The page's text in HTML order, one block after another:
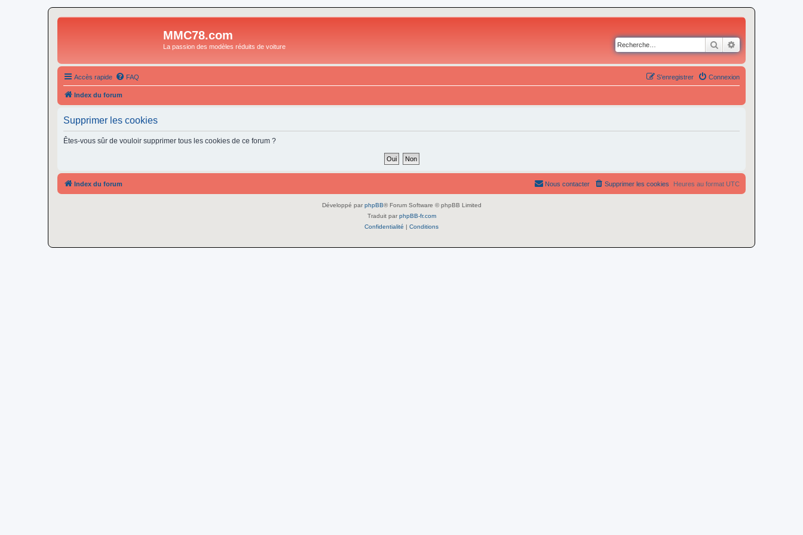
MMC78.com
La passion des modèles réduits de voiture Rechercher
Accès rapide FAQ Connexion
S’enregistrer
Index du forum
Supprimer les cookies
Êtes-vous sûr de vouloir supprimer tous les cookies de ce forum ?
Index du forum Heures au format UTC
Supprimer les cookies
Nous contacter
Développé par phpBB® Forum Software © phpBB Limited
Traduit par phpBB-fr.com
Confidentialité | Conditions